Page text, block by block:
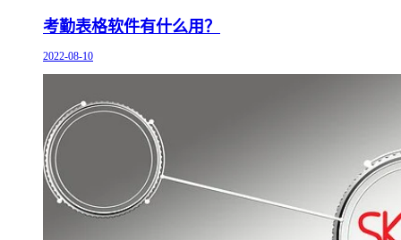
考勤表格软件有什么用？
2022-08-10